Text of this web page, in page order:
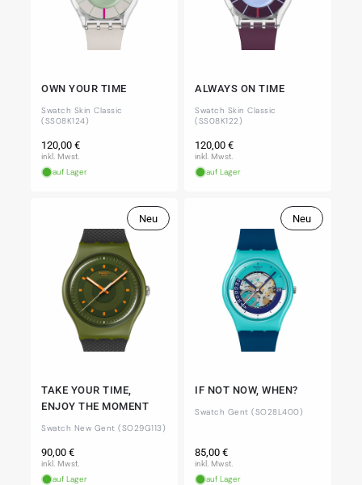
OWN YOUR TIME
Swatch Skin Classic
(SS08K124)
Normaler
Preis
120,00 €
inkl. Mwst.
auf Lager
ALWAYS ON TIME
Swatch Skin Classic
(SS08K122)
Normaler
Preis
120,00 €
inkl. Mwst.
auf Lager
Neu
TAKE YOUR TIME,
ENJOY THE MOMENT
Swatch New Gent (SO29G113)
Normaler
Preis
90,00 €
inkl. Mwst.
auf Lager
Neu
IF NOT NOW, WHEN?
Swatch Gent (SO28L400)
Normaler
Preis
85,00 €
inkl. Mwst.
auf Lager